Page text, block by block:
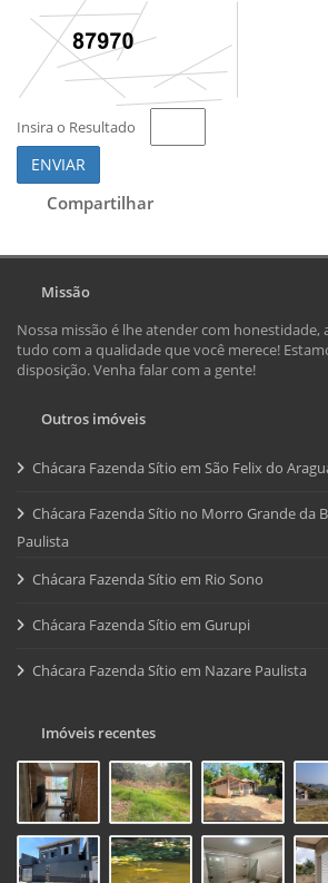
Insira o Resultado
ENVIAR
Compartilhar
Missão
Nossa missão é lhe atender com honestidade,
tudo com a qualidade que você merece!
disposição. Venha falar com a gente!
Outros imóveis
Chácara Fazenda Sítio em São Felix do
Chácara Fazenda Sítio no Morro Grande da
Paulista
Chácara Fazenda Sítio em Rio Sono
Chácara Fazenda Sítio em Gurupi
Chácara Fazenda Sítio em Nazare Paulista
Imóveis recentes